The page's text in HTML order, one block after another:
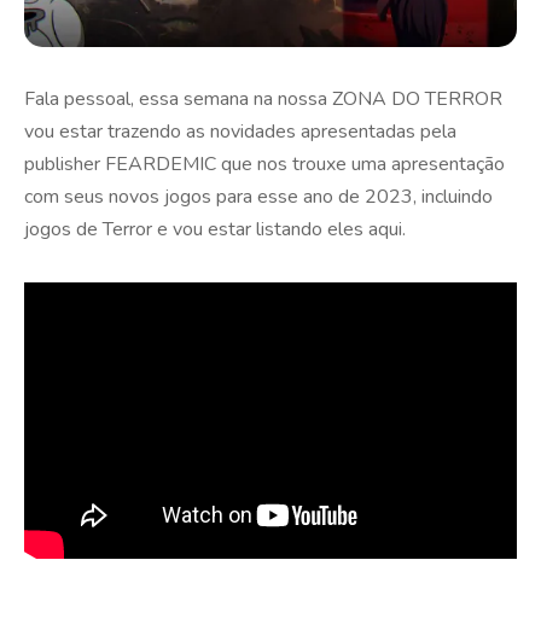
Fala pessoal, essa semana na nossa ZONA DO TERROR
vou estar trazendo as novidades apresentadas pela
publisher FEARDEMIC que nos trouxe uma apresentação
com seus novos jogos para esse ano de 2023, incluindo
jogos de Terror e vou estar listando eles aqui.